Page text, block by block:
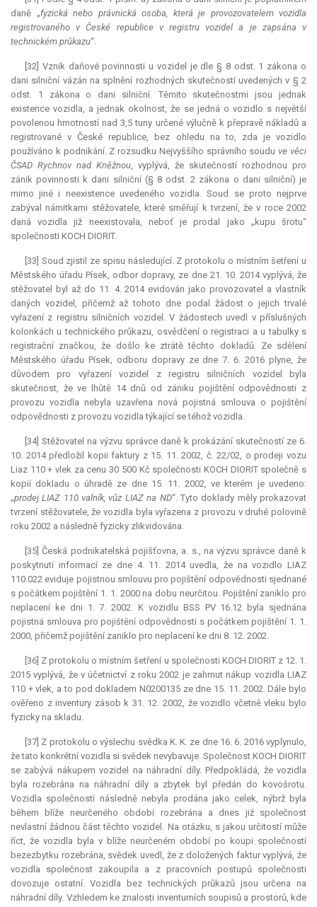
daně „fyzická nebo právnická osoba, která je provozovatelem vozidla
registrovaného v České republice v registru vozidel a je zapsána v
technickém průkazu“.
[32] Vznik daňové povinnosti u vozidel je dle § 8 odst. 1 zákona o
dani silniční vázán na splnění rozhodných skutečností uvedených v § 2
odst. 1 zákona o dani silniční. Těmito skutečnostmi jsou jednak
existence vozidla, a jednak okolnost, že se jedná o vozidlo s největší
povolenou hmotností nad 3,5 tuny určené výlučně k přepravě nákladů a
registrované v České republice, bez ohledu na to, zda je vozidlo
používáno k podnikání. Z rozsudku Nejvyššího správního souduve věci
ČSAD Rychnov nad Kněžnou, vyplývá, že skutečností rozhodnou pro
zánik povinnosti k dani silniční (§ 8 odst. 2 zákona o dani silniční) je
mimo jiné i neexistence uvedeného vozidla. Soud se proto nejprve
zabýval námitkami stěžovatele, které směřují k tvrzení, že v roce 2002
daná vozidla již neexistovala, neboť je prodal jako „kupu šrotu“
společnosti KOCH DIORIT.
[33] Soud zjistil ze spisu následující. Z protokolu o místním šetření u
Městského úřadu Písek, odbor dopravy, ze dne 21. 10. 2014 vyplývá, že
stěžovatel byl až do 11. 4. 2014 evidován jako provozovatel a vlastník
daných vozidel, přičemž až tohoto dne podal žádost o jejich trvalé
vyřazení z registru silničních vozidel. V žádostech uvedl v příslušných
kolonkách u technického průkazu, osvědčení o registraci a u tabulky s
registrační značkou, že došlo ke ztrátě těchto dokladů. Ze sdělení
Městského úřadu Písek, odboru dopravy ze dne 7. 6. 2016 plyne, že
důvodem pro vyřazení vozidel z registru silničních vozidel byla
skutečnost, že ve lhůtě 14 dnů od zániku pojištění odpovědnosti z
provozu vozidla nebyla uzavřena nová pojistná smlouva o pojištění
odpovědnosti z provozu vozidla týkající se téhož vozidla.
[34] Stěžovatel na výzvu správce daně k prokázání skutečností ze 6.
10. 2014 předložil kopii faktury z 15. 11. 2002, č. 22/02, o prodeji vozu
Liaz 110 + vlek za cenu 30 500 Kč společnosti KOCH DIORIT společně s
kopií dokladu o úhradě ze dne 15. 11. 2002, ve kterém je uvedeno:
„prodej LIAZ 110 valník, vůz LIAZ na ND“. Tyto doklady měly prokazovat
tvrzení stěžovatele, že vozidla byla vyřazena z provozu v druhé polovině
roku 2002 a následně fyzicky zlikvidována.
[35] Česká podnikatelská pojišťovna, a. s., na výzvu správce daně k
poskytnutí informací ze dne 4. 11. 2014 uvedla, že na vozidlo LIAZ
110.022 eviduje pojistnou smlouvu pro pojištění odpovědnosti sjednané
s počátkem pojištění 1. 1. 2000 na dobu neurčitou. Pojištění zaniklo pro
neplacení ke dni 1. 7. 2002. K vozidlu BSS PV 16.12 byla sjednána
pojistná smlouva pro pojištění odpovědnosti s počátkem pojištění 1. 1.
2000, přičemž pojištění zaniklo pro neplacení ke dni 8. 12. 2002.
[36] Z protokolu o místním šetření u společnosti KOCH DIORIT z 12. 1.
2015 vyplývá, že v účetnictví z roku 2002 je zahrnut nákup vozidla LIAZ
110 + vlek, a to pod dokladem N0200135 ze dne 15. 11. 2002. Dále bylo
ověřeno z inventury zásob k 31. 12. 2002, že vozidlo včetně vleku bylo
fyzicky na skladu.
[37] Z protokolu o výslechu svědka K. K. ze dne 16. 6. 2016 vyplynulo,
že tato konkrétní vozidla si svědek nevybavuje. Společnost KOCH DIORIT
se zabývá nákupem vozidel na náhradní díly. Předpokládá, že vozidla
byla rozebrána na náhradní díly a zbytek byl předán do kovošrotu.
Vozidla společností následně nebyla prodána jako celek, nýbrž byla
během blíže neurčeného období rozebrána a dnes již společnost
nevlastní žádnou část těchto vozidel. Na otázku, s jakou určitostí může
říct, že vozidla byla v blíže neurčeném období po koupi společností
bezezbytku rozebrána, svědek uvedl, že z doložených faktur vyplývá, že
vozidla společnost zakoupila a z pracovních postupů společnosti
dovozuje ostatní. Vozidla bez technických průkazů jsou určena na
náhradní díly. Vzhledem ke znalosti inventurních soupisů a prostorů, kde